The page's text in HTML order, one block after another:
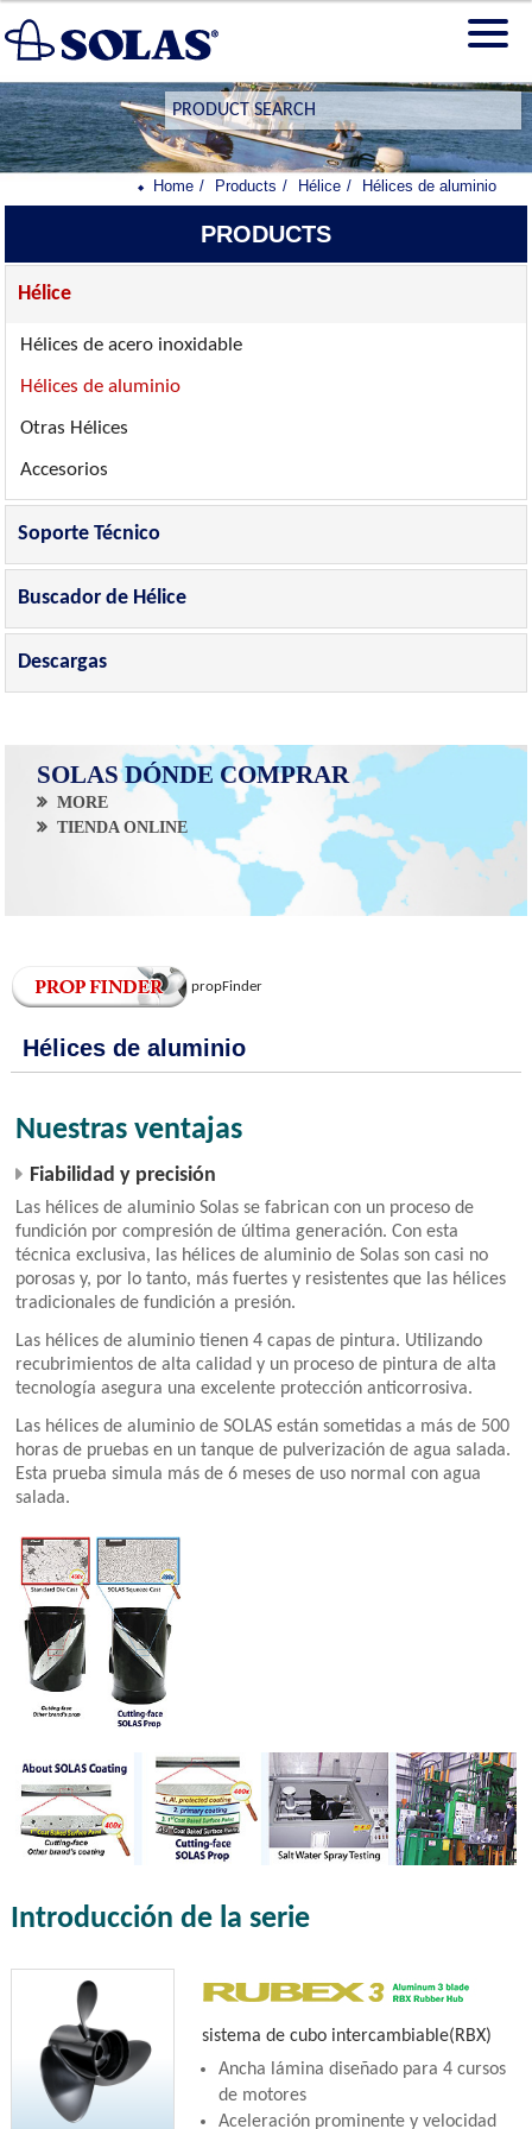
PRODUCT SEARCH
PRODUCTS
Hélice
Hélices de acero inoxidable
Hélices de aluminio
Otras Hélices
Accesorios
Soporte Técnico
Buscador de Hélice
Descargas
SOLAS DÓNDE COMPRAR
MORE
TIENDA ONLINE
propFinder
Home Products Hélice Hélices de aluminio
Hélices de aluminio
Nuestras ventajas
Fiabilidad y precisión
Las hélices de aluminio Solas se fabrican con un proceso de
fundición por compresión de última generación. Con esta
técnica exclusiva, las hélices de aluminio de Solas son casi no
porosas y, por lo tanto, más fuertes y resistentes que las hélices
tradicionales de fundición a presión.
Las hélices de aluminio tienen 4 capas de pintura. Utilizando
recubrimientos de alta calidad y un proceso de pintura de alta
tecnología asegura una excelente protección anticorrosiva.
Las hélices de aluminio de SOLAS están sometidas a más de 500
horas de pruebas en un tanque de pulverización de agua salada.
Esta prueba simula más de 6 meses de uso normal con agua
salada.
Introducción de la serie
sistema de cubo intercambiable(RBX)
Ancha lámina diseñado para 4 cursos
de motores
Aceleración prominente y velocidad